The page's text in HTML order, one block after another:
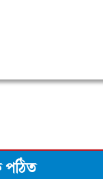
পঠিত